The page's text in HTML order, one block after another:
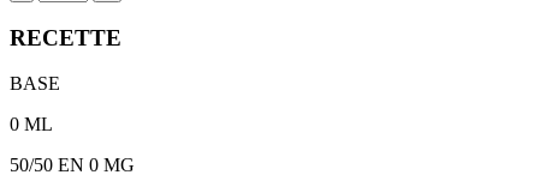
RECETTE
BASE
0 ML
50/50 EN 0 MG